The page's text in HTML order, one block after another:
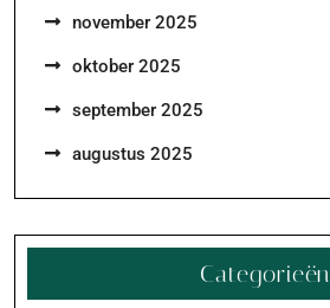
november 2025
oktober 2025
september 2025
augustus 2025
Categorieën